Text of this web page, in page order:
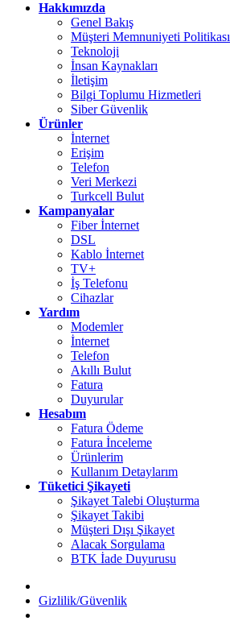
Hakkımızda
Genel Bakış
Müşteri Memnuniyeti Politikası
Teknoloji
İnsan Kaynakları
İletişim
Bilgi Toplumu Hizmetleri
Siber Güvenlik
Ürünler
İnternet
Erişim
Telefon
Veri Merkezi
Turkcell Bulut
Kampanyalar
Fiber İnternet
DSL
Kablo İnternet
TV+
İş Telefonu
Cihazlar
Yardım
Modemler
İnternet
Telefon
Akıllı Bulut
Fatura
Duyurular
Hesabım
Fatura Ödeme
Fatura İnceleme
Ürünlerim
Kullanım Detaylarım
Tüketici Şikayeti
Şikayet Talebi Oluşturma
Şikayet Takibi
Müşteri Dışı Şikayet
Alacak Sorgulama
BTK İade Duyurusu
Gizlilik/Güvenlik